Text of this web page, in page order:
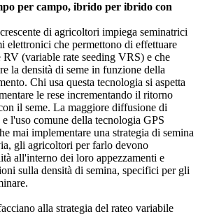
per campo, ibrido per ibrido con
di agricoltori impiega seminatrici
elettronici che permettono di effettuare
RV (variable rate seeding VRS) e che
la densità di seme in funzione della
Chi usa questa tecnologia si aspetta
le rese incrementando il ritorno
il seme. La maggiore diffusione di
l'uso comune della tecnologia GPS
mai implementare una strategia di semina
gli agricoltori per farlo devono
all'interno dei loro appezzamenti e
sulla densità di semina, specifici per gli
alla strategia del rateo variabile